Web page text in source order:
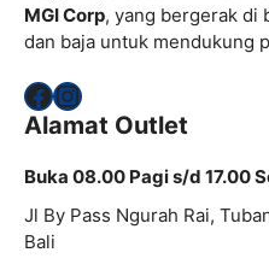
MGI Corp, yang bergerak di
dan baja untuk mendukung
Facebook
Instagram
Alamat Outlet
Buka 08.00 Pagi s/d 17.00
Jl By Pass Ngurah Rai,
Bali